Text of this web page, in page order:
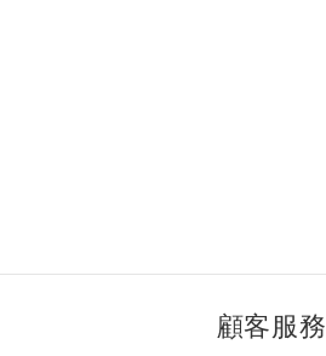
顧客服務